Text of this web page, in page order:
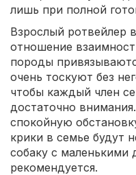
лишь при полной
Взрослый ротвейлер
отношение
породы
очень тоскуют без
чтобы каждый член
достаточно
спокойную
крики в семье будут
собаку с маленькими
рекомендуется.